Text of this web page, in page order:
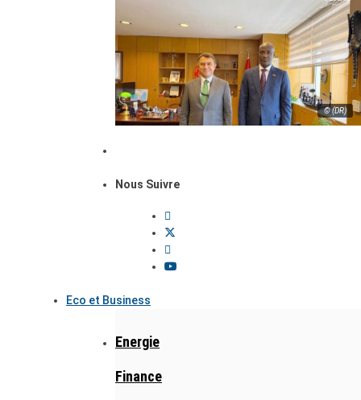
© (DR)
Nous Suivre
Eco et Business
Energie
Finance